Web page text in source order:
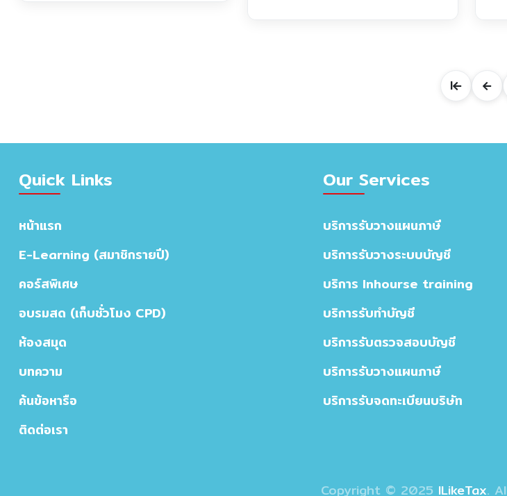
|
Quick Links
หน้าแรก
E-Learning (สมาชิกรายปี)
คอร์สพิเศษ
อบรมสด (เก็บชั่วโมง CPD)
ห้องสมุด
บทความ
ค้นข้อหารือ
ติดต่อเรา
Our Services
บริการรับวางแผนภาษี
บริการรับวางระบบบัญชี
บริการ Inhourse training
บริการรับทำบัญชี
บริการรับตรวจสอบบัญชี
บริการรับวางแผนภาษี
บริการรับจดทะเบียนบริษัท
Copyright © 2025 ILikeTax.